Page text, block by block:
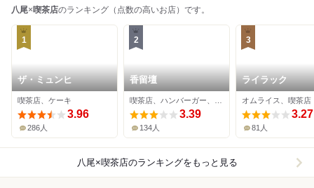
八尾×喫茶店のランキング（点数の高いお店）です。
1
ザ・ミュンヒ
喫茶店、ケーキ
3.96
286人
2
香留壇
3.39
134人
3
ライラック
オムライス、喫茶店
3.27
81人
八尾×喫茶店のランキングをもっと見る